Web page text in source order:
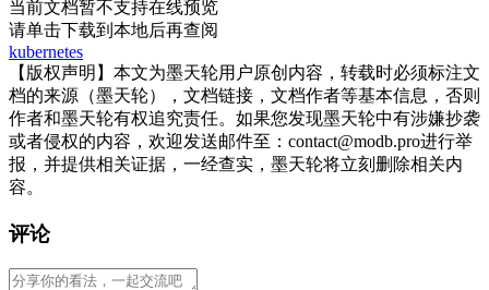
当前文档暂不支持在线预览
请单击下载到本地后再查阅
kubernetes
【版权声明】本文为墨天轮用户原创内容，转载时必须标注文
档的来源（墨天轮），文档链接，文档作者等基本信息，否则
作者和墨天轮有权追究责任。如果您发现墨天轮中有涉嫌抄袭
或者侵权的内容，欢迎发送邮件至：contact@modb.pro进行举
报，并提供相关证据，一经查实，墨天轮将立刻删除相关内
容。
评论